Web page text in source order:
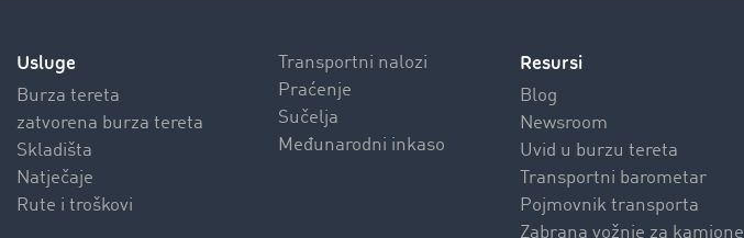
Usluge
Burza tereta
zatvorena burza tereta
Skladišta
Natječaje
Rute i troškovi
Transportni nalozi
Praćenje
Sučelja
Međunarodni inkaso
Resursi
Blog
Newsroom
Uvid u burzu tereta
Transportni barometar
Pojmovnik transporta
Zabrana vožnje za kamione